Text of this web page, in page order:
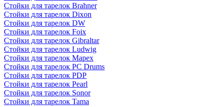
Стойки для тарелок Brahner
Стойки для тарелок Dixon
Стойки для тарелок DW
Стойки для тарелок Foix
Стойки для тарелок Gibraltar
Стойки для тарелок Ludwig
Стойки для тарелок Mapex
Стойки для тарелок PC Drums
Стойки для тарелок PDP
Стойки для тарелок Pearl
Стойки для тарелок Sonor
Стойки для тарелок Tama